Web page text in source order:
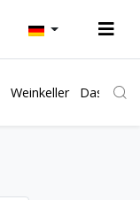
Weinkeller Das